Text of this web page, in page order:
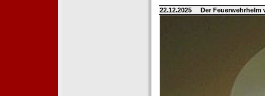
22.12.2025 Der